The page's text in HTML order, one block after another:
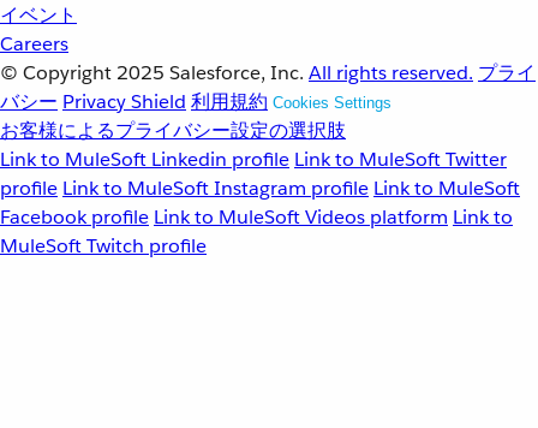
イベント
Careers
© Copyright 2025 Salesforce, Inc. All rights reserved. プライ
バシー Privacy Shield 利用規約 Cookies Settings
お客様によるプライバシー設定の選択肢
Link to MuleSoft Linkedin profile Link to MuleSoft Twitter
profile Link to MuleSoft Instagram profile Link to MuleSoft
Facebook profile Link to MuleSoft Videos platform Link to
MuleSoft Twitch profile